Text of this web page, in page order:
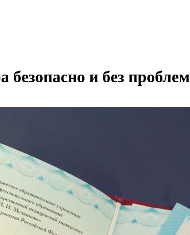
безопасно и без проблем